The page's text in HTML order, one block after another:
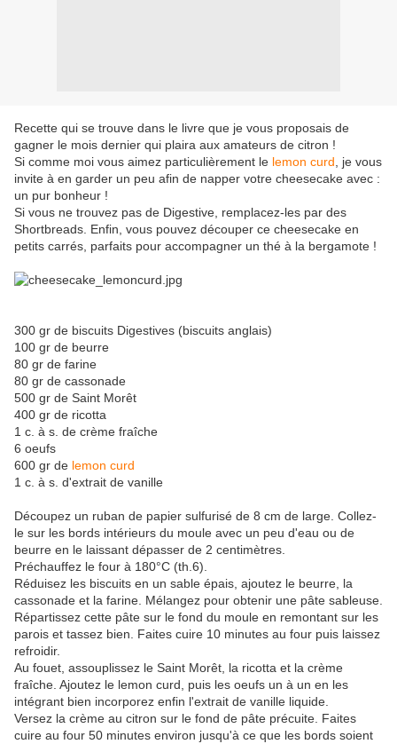
Recette qui se trouve dans le livre que je vous proposais de
gagner le mois dernier qui plaira aux amateurs de citron !
Si comme moi vous aimez particulièrement le lemon curd , je vous
invite à en garder un peu afin de napper votre cheesecake avec :
un pur bonheur !
Si vous ne trouvez pas de Digestive, remplacez-les par des
Shortbreads. Enfin, vous pouvez découper ce cheesecake en
petits carrés, parfaits pour accompagner un thé à la bergamote !
300 gr de biscuits Digestives (biscuits anglais)
100 gr de beurre
80 gr de farine
80 gr de cassonade
500 gr de Saint Morêt
400 gr de ricotta
1 c. à s. de crème fraîche
6 oeufs
600 gr de lemon curd
1 c. à s. d'extrait de vanille
Découpez un ruban de papier sulfurisé de 8 cm de large. Collez-
le sur les bords intérieurs du moule avec un peu d'eau ou de
beurre en le laissant dépasser de 2 centimètres.
Préchauffez le four à 180°C (th.6).
Réduisez les biscuits en un sable épais, ajoutez le beurre, la
cassonade et la farine. Mélangez pour obtenir une pâte sableuse.
Répartissez cette pâte sur le fond du moule en remontant sur les
parois et tassez bien. Faites cuire 10 minutes au four puis laissez
refroidir.
Au fouet, assouplissez le Saint Morêt, la ricotta et la crème
fraîche. Ajoutez le lemon curd, puis les oeufs un à un en les
intégrant bien incorporez enfin l'extrait de vanille liquide.
Versez la crème au citron sur le fond de pâte précuite. Faites
cuire au four 50 minutes environ jusqu'à ce que les bords soient